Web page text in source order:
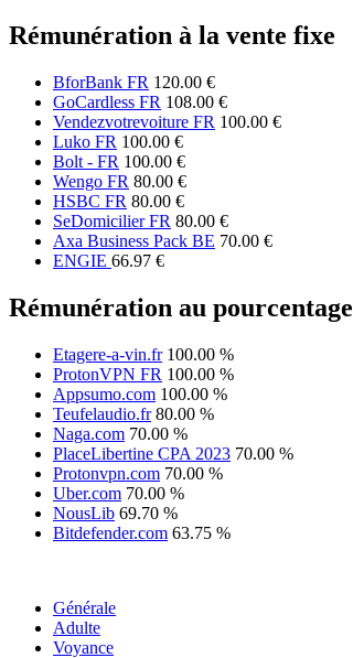
Rémunération à la vente fixe
BforBank FR 120.00 €
GoCardless FR 108.00 €
Vendezvotrevoiture FR 100.00 €
Luko FR 100.00 €
Bolt - FR 100.00 €
Wengo FR 80.00 €
HSBC FR 80.00 €
SeDomicilier FR 80.00 €
Axa Business Pack BE 70.00 €
ENGIE 66.97 €
Rémunération au pourcentage
Etagere-a-vin.fr 100.00 %
ProtonVPN FR 100.00 %
Appsumo.com 100.00 %
Teufelaudio.fr 80.00 %
Naga.com 70.00 %
PlaceLibertine CPA 2023 70.00 %
Protonvpn.com 70.00 %
Uber.com 70.00 %
NousLib 69.70 %
Bitdefender.com 63.75 %
Générale
Adulte
Voyance